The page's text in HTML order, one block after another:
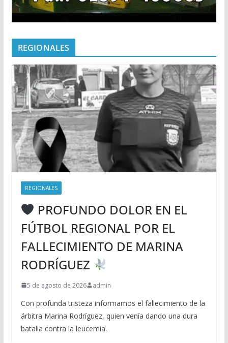
REGIONALES
REGIONALES
PROFUNDO DOLOR EN EL
FÚTBOL REGIONAL POR EL
FALLECIMIENTO DE MARINA
RODRÍGUEZ
5 de agosto de 2026 admin
Con profunda tristeza informamos el fallecimiento de la
árbitra Marina Rodríguez, quien venía dando una dura
batalla contra la leucemia.